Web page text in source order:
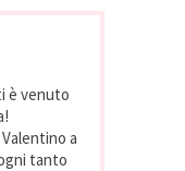
è venuto
a
tanto